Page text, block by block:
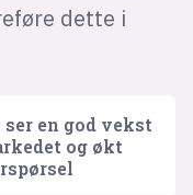
dette i
ser en god vekst
og økt